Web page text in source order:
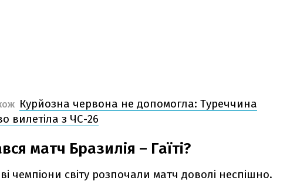
Курйозна червона не допомогла: Туреччина
вилетіла з ЧС-26
матч Бразилія – Гаїті?
чемпіони світу розпочали матч доволі неспішно.